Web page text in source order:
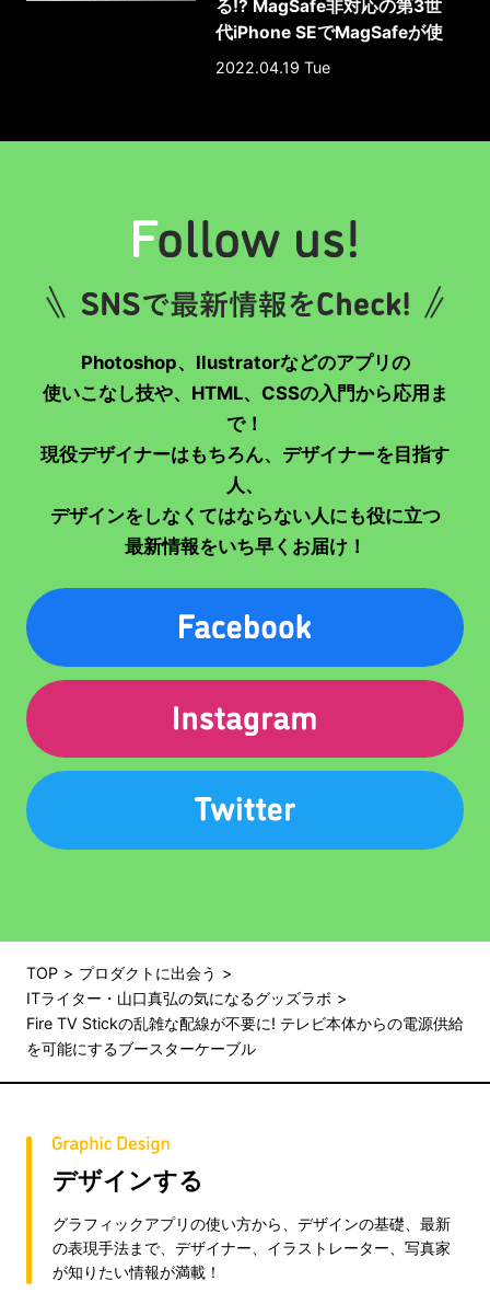
る!? MagSafe非対応の第3世
代iPhone SEでMagSafeが使
える保護ケース
2022.04.19 Tue
Photoshop、Ilustratorなどのアプリの
使いこなし技や、HTML、CSSの入門から応用ま
で！
現役デザイナーはもちろん、デザイナーを目指す
人、
デザインをしなくてはならない人にも役に立つ
最新情報をいち早くお届け！
TOP
プロダクトに出会う
ITライター・山口真弘の気になるグッズラボ
Fire TV Stickの乱雑な配線が不要に! テレビ本体からの電源供給
を可能にするブースターケーブル
デザインする
グラフィックアプリの使い方から、デザインの基礎、最新
の表現手法まで、デザイナー、イラストレーター、写真家
が知りたい情報が満載！